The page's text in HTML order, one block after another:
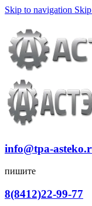
Skip to navigation
info@tpa-
пишите
8(8412)22-99-77